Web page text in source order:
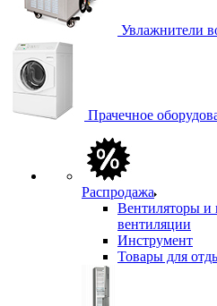
Увлажнители
Прачечное
Распродажа
Вентиляторы и
вентиляции
Инструмент
Товары для